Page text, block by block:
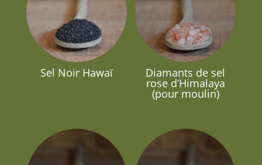
Sel Noir Hawaï Diamants de sel
rose d’Himalaya
(pour moulin)